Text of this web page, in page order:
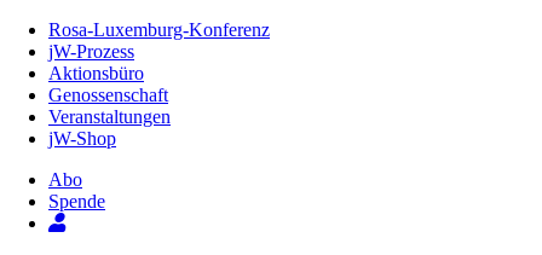
Inhalt
Seite
Rosa-Luxemburg-Konferenz
jW-Prozess
Aktionsbüro
Genossenschaft
Veranstaltungen
jW-Shop
Abo
Spende